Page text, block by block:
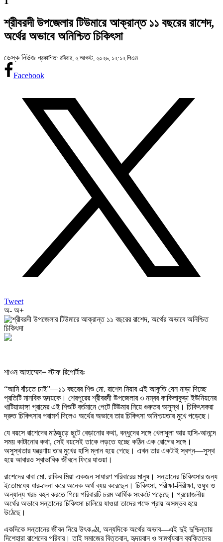
শ্রীবরদী উপজেলার টিউমারে আক্রান্ত ১১ বছরের রাশেদ,
অর্থের অভাবে অনিশ্চিত চিকিৎসা
ডেস্ক নিউজ প্রকাশিত: রবিবার, ২ আগস্ট, ২০২৬, ১২:১২ পিএম
Facebook
Tweet
অ- অ+
শাওন আহাম্মেদ= স্টাফ রিপোর্টারঃ
“আমি বাঁচতে চাই”—১১ বছরের শিশু মো. রাশেদ মিয়ার এই আকুতি যেন নাড়া দিচ্ছে
প্রতিটি মানবিক হৃদয়কে। শেরপুরের শ্রীবরদী উপজেলার ৩ নম্বর কাকিলাকুড়া ইউনিয়নের
খাটিয়াডাঙ্গা গ্রামের এই শিশুটি বর্তমানে পেটে টিউমার নিয়ে গুরুতর অসুস্থ। চিকিৎসকরা
দ্রুত চিকিৎসার পরামর্শ দিলেও অর্থের অভাবে তার চিকিৎসা অনিশ্চয়তার মুখে পড়েছে।
যে বয়সে রাশেদের মাঠজুড়ে ছুটে বেড়ানোর কথা, বন্ধুদের সঙ্গে খেলাধুলা আর হাসি-আনন্দে
সময় কাটানোর কথা, সেই বয়সেই তাকে লড়তে হচ্ছে কঠিন এক রোগের সঙ্গে।
অসুস্থতার যন্ত্রণায় তার মুখের হাসি ম্লান হয়ে গেছে। এখন তার একটাই স্বপ্ন—সুস্থ
হয়ে আবারও স্বাভাবিক জীবনে ফিরে যাওয়া।
রাশেদের বাবা মো. রাকিব মিয়া একজন সাধারণ পরিবারের মানুষ। সন্তানের চিকিৎসার জন্য
ইতোমধ্যে ধার-দেনা করে অনেক অর্থ ব্যয় করেছেন। চিকিৎসা, পরীক্ষা-নিরীক্ষা, ওষুধ ও
অন্যান্য খরচ বহন করতে গিয়ে পরিবারটি চরম আর্থিক সংকটে পড়েছে। প্রয়োজনীয়
অর্থের অভাবে সন্তানের চিকিৎসা চালিয়ে যাওয়া তাদের পক্ষে প্রায় অসম্ভব হয়ে
উঠেছে।
একদিকে সন্তানের জীবন নিয়ে উৎকণ্ঠা, অন্যদিকে অর্থের অভাব—এই দুই দুশ্চিন্তায়
দিশেহারা রাশেদের পরিবার। তাই সমাজের বিত্তবান, হৃদয়বান ও সামর্থ্যবান ব্যক্তিদের